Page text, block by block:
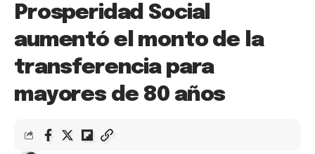
Prosperidad Social
aumentó el monto de la
transferencia para
mayores de 80 años